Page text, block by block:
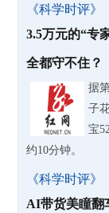
《科学时评》
3.5万元的“专
全都守不住？
据
子
宝
约10分钟。
《科学时评》
AI带货美瞳翻